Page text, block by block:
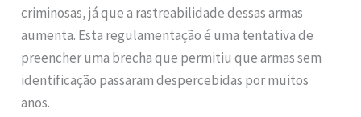
criminosas, já que a rastreabilidade dessas armas
aumenta. Esta regulamentação é uma tentativa de
preencher uma brecha que permitiu que armas sem
identificação passaram despercebidas por muitos
anos.